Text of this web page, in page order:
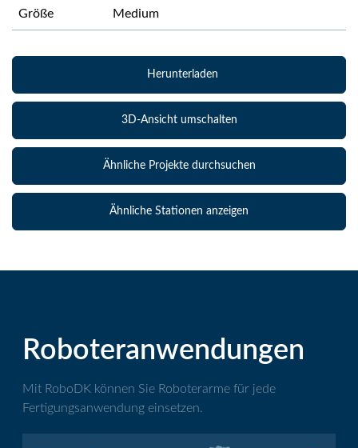
Größe Medium
Herunterladen
3D-Ansicht umschalten
Ähnliche Projekte durchsuchen
Ähnliche Stationen anzeigen
Roboteranwendungen
Mit RoboDK können Sie Roboterarme für jede
Fertigungsanwendung einsetzen.